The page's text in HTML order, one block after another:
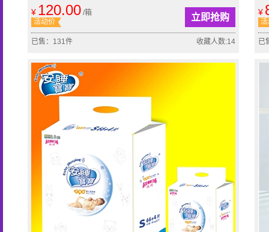
¥ 120.00 /箱
活动价
立即抢购
已售：131件 收藏人数:14
¥
已